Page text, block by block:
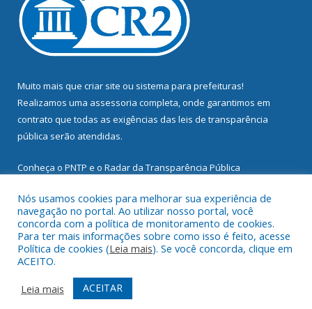
Muito mais que criar site ou sistema para prefeituras!
Realizamos uma assessoria completa, onde garantimos em
contrato que todas as exigências das leis de transparência
pública serão atendidas.
Conheça o PNTP e o Radar da Transparência Pública
Todos os direitos reservados a Prefeitura Municipal de
Mocajuba.
Mapa do Site
Acessar Área Administrativa
Acessar Webmail
Nós usamos cookies para melhorar sua experiência de
navegação no portal. Ao utilizar nosso portal, você
concorda com a política de monitoramento de cookies.
Para ter mais informações sobre como isso é feito, acesse
Política de cookies (Leia mais). Se você concorda, clique em
ACEITO.
Leia mais
ACEITAR